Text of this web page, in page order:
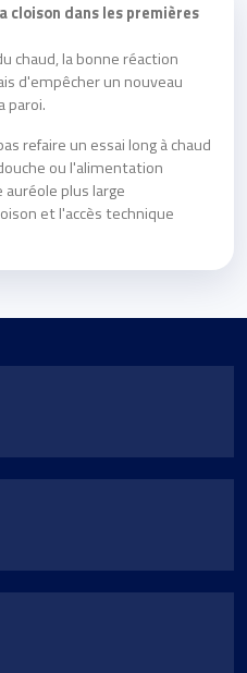
cloison dans les premières
chaud, la bonne réaction
d'empêcher un nouveau
paroi.
refaire un essai long à chaud
ou l'alimentation
plus large
et l'accès technique